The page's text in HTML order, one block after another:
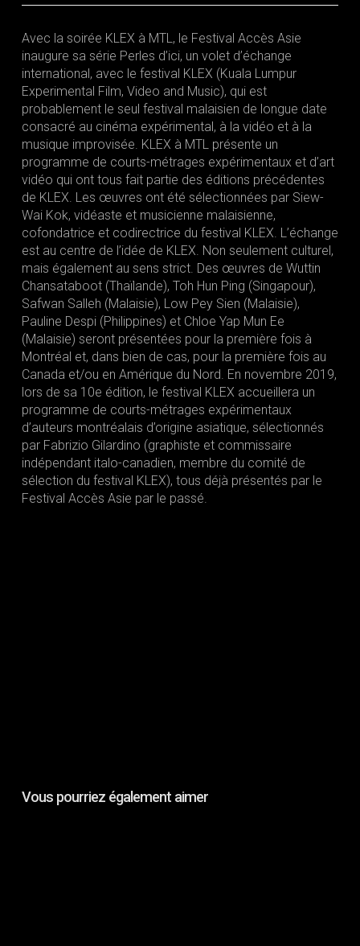
Avec la soirée KLEX à MTL, le Festival Accès Asie
inaugure sa série Perles d’ici, un volet d’échange
international, avec le festival KLEX (Kuala Lumpur
Experimental Film, Video and Music), qui est
probablement le seul festival malaisien de longue date
consacré au cinéma expérimental, à la vidéo et à la
musique improvisée. KLEX à MTL présente un
programme de courts-métrages expérimentaux et d’art
vidéo qui ont tous fait partie des éditions précédentes
de KLEX. Les œuvres ont été sélectionnées par Siew-
Wai Kok, vidéaste et musicienne malaisienne,
cofondatrice et codirectrice du festival KLEX. L’échange
est au centre de l’idée de KLEX. Non seulement culturel,
mais également au sens strict. Des œuvres de Wuttin
Chansataboot (Thaïlande), Toh Hun Ping (Singapour),
Safwan Salleh (Malaisie), Low Pey Sien (Malaisie),
Pauline Despi (Philippines) et Chloe Yap Mun Ee
(Malaisie) seront présentées pour la première fois à
Montréal et, dans bien de cas, pour la première fois au
Canada et/ou en Amérique du Nord. En novembre 2019,
lors de sa 10e édition, le festival KLEX accueillera un
programme de courts-métrages expérimentaux
d’auteurs montréalais d’origine asiatique, sélectionnés
par Fabrizio Gilardino (graphiste et commissaire
indépendant italo-canadien, membre du comité de
sélection du festival KLEX), tous déjà présentés par le
Festival Accès Asie par le passé.
Vous pourriez également aimer